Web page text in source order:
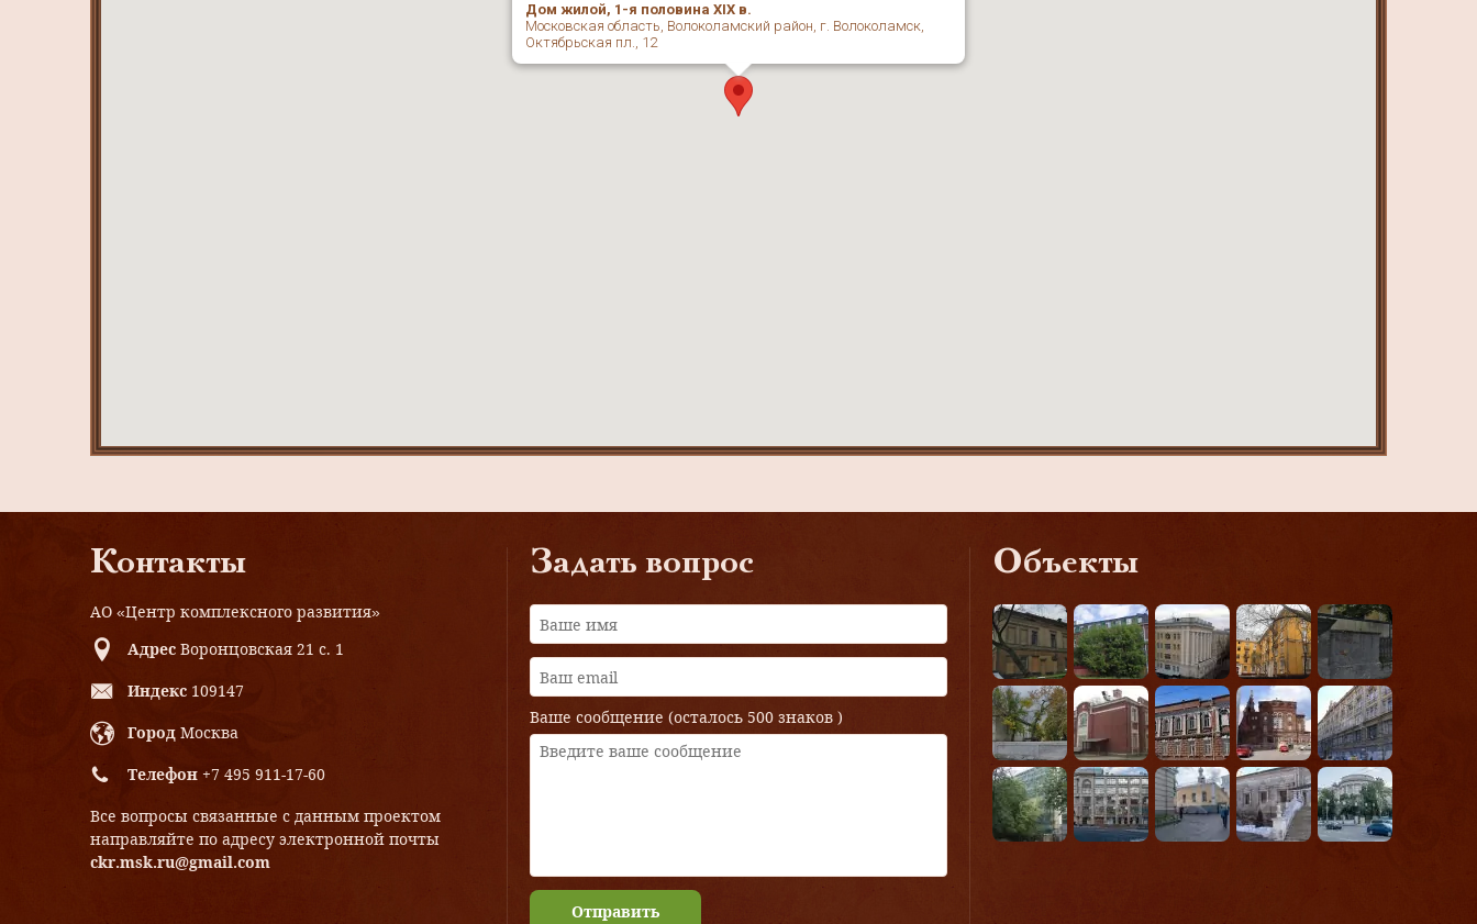
Дом жилой, 1-я половина XIX в.
Московская область, Волоколамский район, г. Волоколамск,
Октябрьская пл., 12
Контакты
АО «Центр комплексного развития»
Адрес Воронцовская 21 с. 1
Индекс 109147
Город Москва
Телефон +7 495 911-17-60
Все вопросы связанные с данным проектом
направляйте по адресу электронной почты
ckr.msk.ru@gmail.com
Задать вопрос
Ваше сообщение (осталось 500 знаков )
Отправить
Объекты